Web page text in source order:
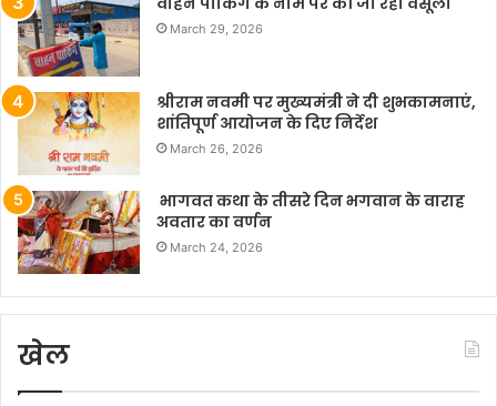
March 29, 2026
श्रीराम नवमी पर मुख्यमंत्री ने दी शुभकामनाएं,
शांतिपूर्ण आयोजन के दिए निर्देश
March 26, 2026
भागवत कथा के तीसरे दिन भगवान के वाराह
अवतार का वर्णन
March 24, 2026
खेल